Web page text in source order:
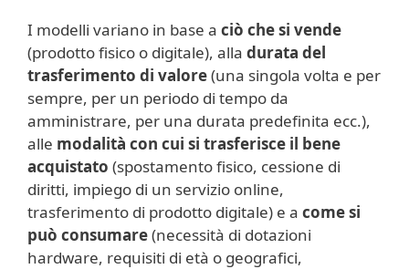
I modelli variano in base a ciò che si vende
(prodotto fisico o digitale), alla durata del
trasferimento di valore(una singola volta e per
sempre, per un periodo di tempo da
amministrare, per una durata predefinita ecc.),
alle modalità con cui si trasferisce il bene
acquistato (spostamento fisico, cessione di
diritti, impiego di un servizio online,
trasferimento di prodotto digitale) e a come si
può consumare(necessità di dotazioni
hardware, requisiti di età o geografici,